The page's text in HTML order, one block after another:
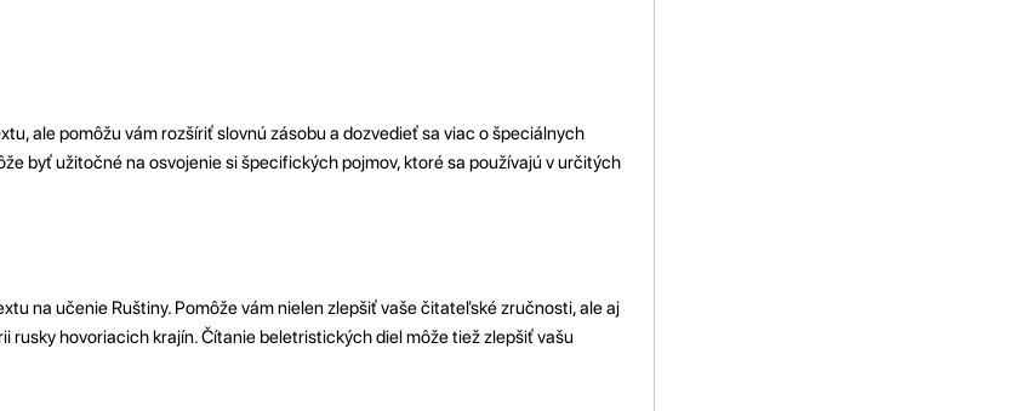
ale pomôžu vám rozšíriť slovnú zásobu a dozvedieť sa viac o špeciálnych
byť užitočné na osvojenie si špecifických pojmov, ktoré sa používajú v určitých
na učenie Ruštiny. Pomôže vám nielen zlepšiť vaše čitateľské zručnosti, ale aj
rusky hovoriacich krajín. Čítanie beletristických diel môže tiež zlepšiť vašu